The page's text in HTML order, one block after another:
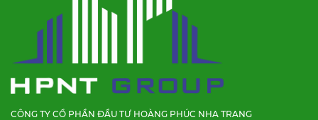
CÔNG TY CỔ PHẦN ĐẦU TƯ HOÀNG PHÚC NHA TRANG